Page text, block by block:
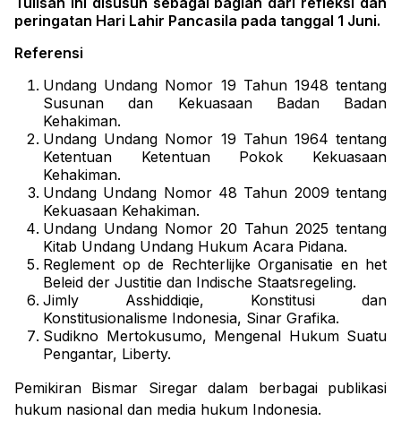
peringatan Hari Lahir Pancasila pada tanggal 1 Juni.
Referensi
Undang Undang Nomor 19 Tahun 1948 tentang
Susunan dan Kekuasaan Badan Badan
Kehakiman.
Undang Undang Nomor 19 Tahun 1964 tentang
Ketentuan Ketentuan Pokok Kekuasaan
Kehakiman.
Undang Undang Nomor 48 Tahun 2009 tentang
Kekuasaan Kehakiman.
Undang Undang Nomor 20 Tahun 2025 tentang
Kitab Undang Undang Hukum Acara Pidana.
Reglement op de Rechterlijke Organisatie en het
Beleid der Justitie dan Indische Staatsregeling.
Jimly Asshiddiqie, Konstitusi dan
Konstitusionalisme Indonesia, Sinar Grafika.
Sudikno Mertokusumo, Mengenal Hukum Suatu
Pengantar, Liberty.
Pemikiran Bismar Siregar dalam berbagai publikasi
hukum nasional dan media hukum Indonesia.